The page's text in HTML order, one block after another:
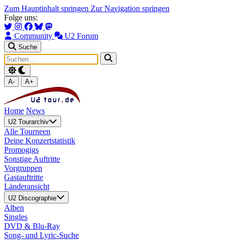
Zum Hauptinhalt springen Zur Navigation springen
Folge uns:
Community U2 Forum
Suche
A- A+
Home News
U2 Tourarchiv
Alle Tourneen
Deine Konzertstatistik
Promogigs
Sonstige Auftritte
Vorgruppen
Gastauftritte
Länderansicht
U2 Discographie
Alben
Singles
DVD & Blu-Ray
Song- und Lyric-Suche